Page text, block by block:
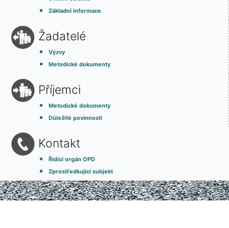
Základní informace
Žadatelé
Výzvy
Metodické dokumenty
Příjemci
Metodické dokumenty
Důležité povinnosti
Kontakt
Řídící orgán OPD
Zprostředkující subjekt